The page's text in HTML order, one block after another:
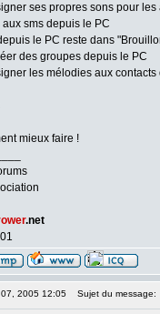
ses propres sons pour
sms depuis le PC
le PC reste dans
des groupes depuis le PC
les mélodies aux contacts
mieux faire !
.net
2005 12:05 Sujet du message: